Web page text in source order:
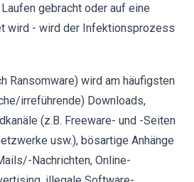
gebracht oder auf eine
wird - wird der Infektionsprozess
Ransomware) wird am häufigsten
irreführende) Downloads,
(z.B. Freeware- und -Seiten
usw.), bösartige Anhänge
Nachrichten, Online-